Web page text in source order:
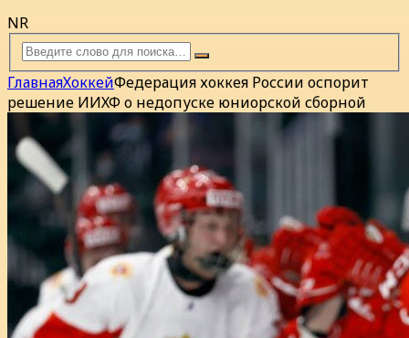
NR
ГлавнаяХоккейФедерация хоккея России оспорит
решение ИИХФ о недопуске юниорской сборной